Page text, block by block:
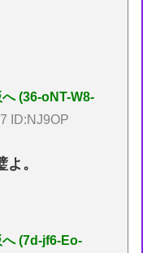
(36-oNT-W8-
ID:NJ9OP
。
(7d-jf6-Eo-